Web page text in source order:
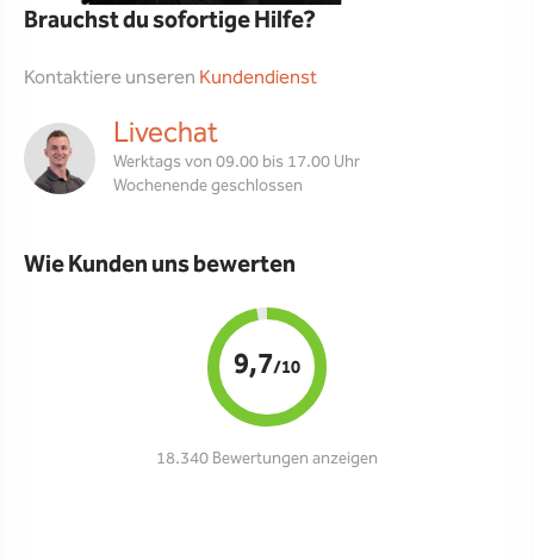
Brauchst du sofortige Hilfe?
Kontaktiere unseren Kundendienst
Livechat
Werktags von 09.00 bis 17.00 Uhr
Wochenende geschlossen
Wie Kunden uns bewerten
9,7/10
18.340 Bewertungen anzeigen